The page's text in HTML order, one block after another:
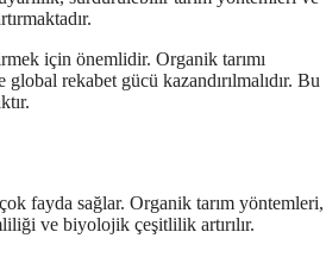
için önemlidir. Organik tarımı
rekabet gücü kazandırılmalıdır. Bu
fayda sağlar. Organik tarım yöntemleri,
ve biyolojik çeşitlilik artırılır.